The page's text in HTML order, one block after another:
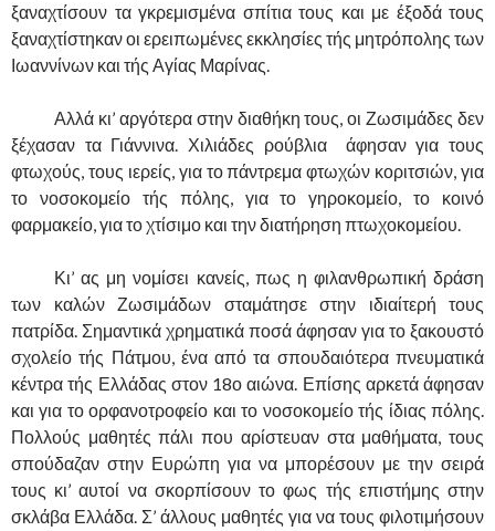
ξαναχτίσουν τα γκρεμισμένα σπίτια τους και με έξοδά τους
ξαναχτίστηκαν οι ερειπωμένες εκκλησίες τής μητρόπολης των
Ιωαννίνων και τής Αγίας Μαρίνας.
Αλλά κι’ αργότερα στην διαθήκη τους, οι Ζωσιμάδες δεν
ξέχασαν τα Γιάννινα. Χιλιάδες ρούβλια άφησαν για τους
φτωχούς, τους ιερείς, για το πάντρεμα φτωχών κοριτσιών, για
το νοσοκομείο τής πόλης, για το γηροκομείο, το κοινό
φαρμακείο, για το χτίσιμο και την διατήρηση πτωχοκομείου.
Κι’ ας μη νομίσει κανείς, πως η φιλανθρωπική δράση
των καλών Ζωσιμάδων σταμάτησε στην ιδιαίτερή τους
πατρίδα. Σημαντικά χρηματικά ποσά άφησαν για το ξακουστό
σχολείο τής Πάτμου, ένα από τα σπουδαιότερα πνευματικά
κέντρα τής Ελλάδας στον 18ο αιώνα. Επίσης αρκετά άφησαν
και για το ορφανοτροφείο και το νοσοκομείο τής ίδιας πόλης.
Πολλούς μαθητές πάλι που αρίστευαν στα μαθήματα, τους
σπούδαζαν στην Ευρώπη για να μπορέσουν με την σειρά
τους κι’ αυτοί να σκορπίσουν το φως τής επιστήμης στην
σκλάβα Ελλάδα. Σ’ άλλους μαθητές για να τους φιλοτιμήσουν